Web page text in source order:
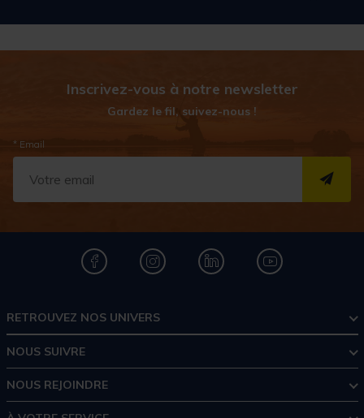
Inscrivez-vous à notre newsletter
Gardez le fil, suivez-nous !
* Email
RETROUVEZ NOS UNIVERS
NOUS SUIVRE
NOUS REJOINDRE